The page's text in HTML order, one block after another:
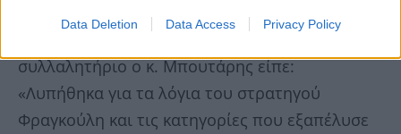
Data Deletion Data Access Privacy Policy
Αναφορικά με τις κατηγορίες
συλλαλητήριο ο κ. Μπουτάρης είπε:
«Λυπήθηκα για τα λόγια του στρατηγού
Φραγκούλη και τις κατηγορίες που εξαπέλυσε